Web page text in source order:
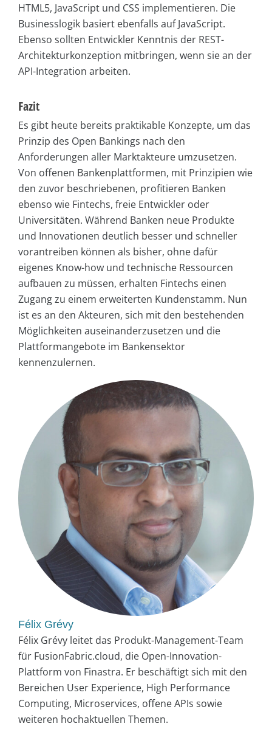
HTML5, JavaScript und CSS implementieren. Die
Businesslogik basiert ebenfalls auf JavaScript.
Ebenso sollten Entwickler Kenntnis der REST-
Architekturkonzeption mitbringen, wenn sie an der
API-Integration arbeiten.
Fazit
Es gibt heute bereits praktikable Konzepte, um das
Prinzip des Open Bankings nach den
Anforderungen aller Marktakteure umzusetzen.
Von offenen Bankenplattformen, mit Prinzipien wie
den zuvor beschriebenen, profitieren Banken
ebenso wie Fintechs, freie Entwickler oder
Universitäten. Während Banken neue Produkte
und Innovationen deutlich besser und schneller
vorantreiben können als bisher, ohne dafür
eigenes Know-how und technische Ressourcen
aufbauen zu müssen, erhalten Fintechs einen
Zugang zu einem erweiterten Kundenstamm. Nun
ist es an den Akteuren, sich mit den bestehenden
Möglichkeiten auseinanderzusetzen und die
Plattformangebote im Bankensektor
kennenzulernen.
Félix Grévy
Félix Grévy leitet das Produkt-Management-Team
für FusionFabric.cloud, die Open-Innovation-
Plattform von Finastra. Er beschäftigt sich mit den
Bereichen User Experience, High Performance
Computing, Microservices, offene APIs sowie
weiteren hochaktuellen Themen.